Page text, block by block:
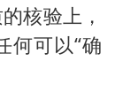
核验上，
何可以“确